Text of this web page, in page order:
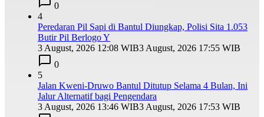
0
4
Peredaran Pil Sapi di Bantul Diungkap, Polisi Sita 1.053
Butir Pil Berlogo Y
3 August, 2026 12:08 WIB3 August, 2026 17:55 WIB
0
5
Jalan Kweni-Druwo Bantul Ditutup Selama 4 Bulan, Ini
Jalur Alternatif bagi Pengendara
3 August, 2026 13:46 WIB3 August, 2026 17:53 WIB